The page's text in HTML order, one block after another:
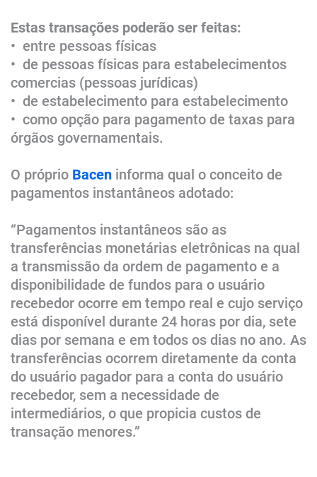
Estas transações poderão ser feitas:
• entre pessoas físicas
• de pessoas físicas para estabelecimentos
comercias (pessoas jurídicas)
• de estabelecimento para estabelecimento
• como opção para pagamento de taxas para
órgãos governamentais.
O próprio Bacen informa qual o conceito de
pagamentos instantâneos adotado:
“Pagamentos instantâneos são as
transferências monetárias eletrônicas na qual
a transmissão da ordem de pagamento e a
disponibilidade de fundos para o usuário
recebedor ocorre em tempo real e cujo serviço
está disponível durante 24 horas por dia, sete
dias por semana e em todos os dias no ano. As
transferências ocorrem diretamente da conta
do usuário pagador para a conta do usuário
recebedor, sem a necessidade de
intermediários, o que propicia custos de
transação menores.”